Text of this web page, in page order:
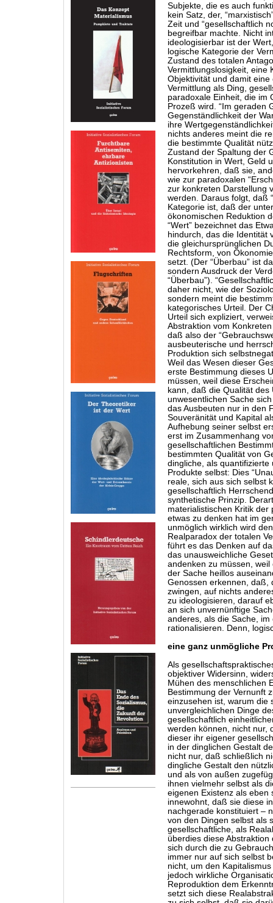
Subjekte, die es auch
kein Satz, der,
Zeit und “gesellschaftlich
begreifbar machte. Nicht
ideologisierbar ist der
logische Kategorie der
Zustand des totalen
Vermittlungslosigkeit, eine
Objektivität und damit
Vermittlung als Ding,
paradoxale Einheit, die im
Prozeß wird. “Im geraden
Gegenständlichkeit der
ihre
nichts anderes meint die
die bestimmte Qualität
Zustand der Spaltung der
Konstitution in Wert, Geld
hervorkehren, daß sie,
wie zur paradoxalen
zur konkreten Darstellung
werden. Daraus folgt, daß
Kategorie ist, daß der
ökonomischen Reduktion
“Wert” bezeichnet das
hindurch, das die Identität
die gleichursprünglichen
Rechtsform, von
setzt. (Der “Überbau” ist
sondern Ausdruck der
“Überbau”).
daher nicht, wie der
sondern meint die
kategorisches Urteil. Der
Urteil sich expliziert,
Abstraktion vom
daß also der
ausbeuterische und
Produktion sich
Weil das Wesen dieser
erste Bestimmung dieses
müssen, weil diese
kann, daß die Qualität
unwesentlichen Sache
das Ausbeuten nur in den
Souveränität und Kapital
Aufhebung seiner selbst
erst im Zusammenhang
gesellschaftlichen
bestimmten Qualität von
dingliche, als
Produkte selbst: Dies
reale, sich aus sich selbst
gesellschaftlich
synthetische Prinzip.
materialistischen Kritik
etwas zu denken hat im
unmöglich wirklich wird
Realparadox der totalen
führt es das Denken auf
das unausweichliche
andenken zu müssen,
der Sache heillos
Genossen erkennen, daß,
zwingen, auf nichts
zu ideologisieren, darauf
an sich unvernünftige
anderes, als die Sache,
rationalisieren. Denn,
eine ganz unmögliche
Als
objektiver Widersinn,
Mühen des menschlichen
Bestimmung der Vernunft
einzusehen ist, warum die
unvergleichlichen Dinge
gesellschaftlich
werden können, nicht nur,
dieser ihr eigener
in der dinglichen Gestalt
nicht nur, daß schließlich
dingliche Gestalt den
und als von außen
ihnen vielmehr selbst als
eigenen Existenz als eben
innewohnt, daß sie diese
nachgerade konstituiert –
von den Dingen selbst als
gesellschaftliche, als
überdies diese
sich durch die zu
immer nur auf sich selbst
nicht, um den
jedoch wirkliche
Reproduktion dem
setzt sich diese